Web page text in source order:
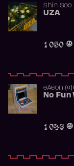
Shin Soo
UZA
1 050
​eAeon (이
No Fun
1 046